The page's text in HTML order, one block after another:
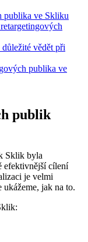
publika ve Skliku
vědět při
publika ve
publik
Sklik byla
efektivnější cílení
je velmi
jak na to.